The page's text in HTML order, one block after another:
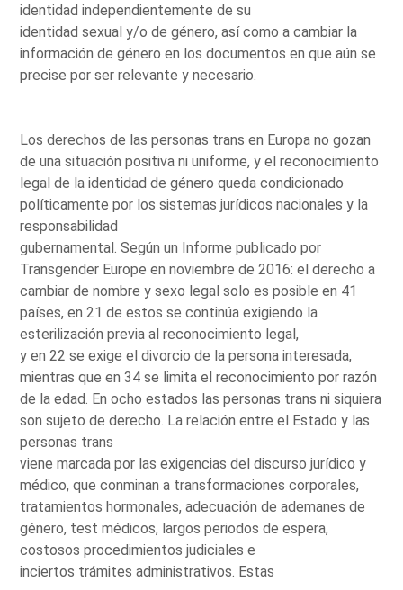
identidad independientemente de su
identidad sexual y/o de género, así como a cambiar la
información de género en los documentos en que aún se
precise por ser relevante y necesario.
Los derechos de las personas trans en Europa no gozan
de una situación positiva ni uniforme, y el reconocimiento
legal de la identidad de género queda condicionado
políticamente por los sistemas jurídicos nacionales y la
responsabilidad
gubernamental. Según un Informe publicado por
Transgender Europe en noviembre de 2016: el derecho a
cambiar de nombre y sexo legal solo es posible en 41
países, en 21 de estos se continúa exigiendo la
esterilización previa al reconocimiento legal,
y en 22 se exige el divorcio de la persona interesada,
mientras que en 34 se limita el reconocimiento por razón
de la edad. En ocho estados las personas trans ni siquiera
son sujeto de derecho. La relación entre el Estado y las
personas trans
viene marcada por las exigencias del discurso jurídico y
médico, que conminan a transformaciones corporales,
tratamientos hormonales, adecuación de ademanes de
género, test médicos, largos periodos de espera,
costosos procedimientos judiciales e
inciertos trámites administrativos. Estas